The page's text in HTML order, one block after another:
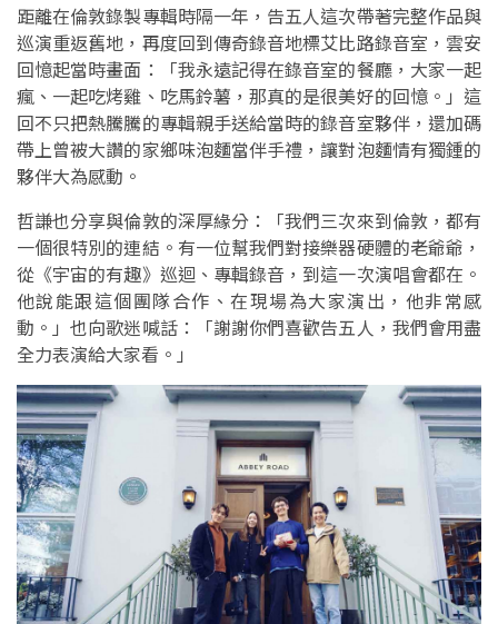
距離在倫敦錄製專輯時隔一年，告五人這次帶著完整作品與
巡演重返舊地，再度回到傳奇錄音地標艾比路錄音室，雲安
回憶起當時畫面：「我永遠記得在錄音室的餐廳，大家一起
瘋、一起吃烤雞、吃馬鈴薯，那真的是很美好的回憶。」這
回不只把熱騰騰的專輯親手送給當時的錄音室夥伴，還加碼
帶上曾被大讚的家鄉味泡麵當伴手禮，讓對泡麵情有獨鍾的
夥伴大為感動。
哲謙也分享與倫敦的深厚緣分：「我們三次來到倫敦，都有
一個很特別的連結。有一位幫我們對接樂器硬體的老爺爺，
從《宇宙的有趣》巡迴、專輯錄音，到這一次演唱會都在。
他說能跟這個團隊合作、在現場為大家演出，他非常感
動。」也向歌迷喊話：「謝謝你們喜歡告五人，我們會用盡
全力表演給大家看。」